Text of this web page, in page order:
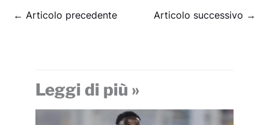
← Articolo precedente Articolo successivo →
Leggi di più »